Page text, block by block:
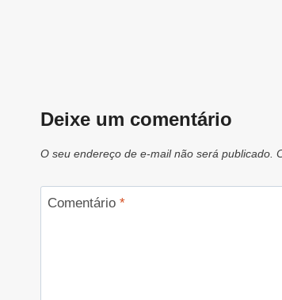
Deixe um comentário
O seu endereço de e-mail não será publicado.
Comentário *